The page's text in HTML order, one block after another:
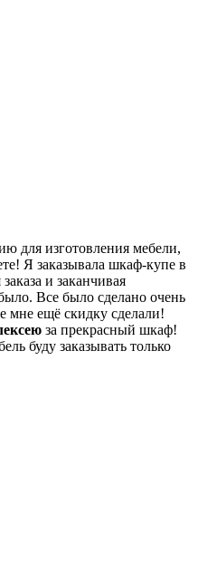
для изготовления мебели,
Я заказывала шкаф-купе в
и заканчивая
Все было сделано очень
мне ещё скидку сделали!
за прекрасный шкаф!
буду заказывать только